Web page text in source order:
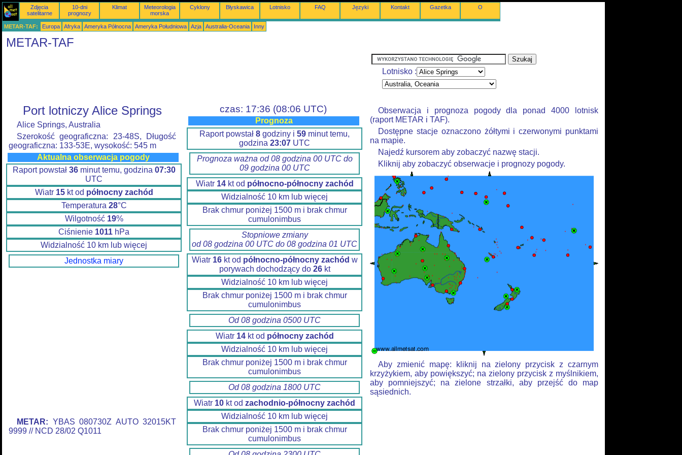
Zdjęcia
satelitarne
10-dni
prognozy
Klimat
Meteorologia
morska
Cyklony Błyskawica Lotnisko FAQ Języki Kontakt Gazetka O
METAR-TAF: Europa Afryka Ameryka Północna Ameryka Południowa Azja Australia-Oceania Inny
METAR-TAF
Lotnisko :
Port lotniczy Alice Springs
Alice Springs, Australia
Szerokość geograficzna: 23-48S, Długość
geograficzna: 133-53E, wysokość: 545 m
Aktualna obserwacja pogody
Raport powstał 36minut temu, godzina 07:30
UTC
Wiatr 15kt od północny zachód
Temperatura 28°C
Wilgotność 19%
Ciśnienie 1011 hPa
Widzialność 10 km lub więcej
Jednostka miary
METAR: YBAS 080730Z AUTO 32015KT
9999 // NCD 28/02 Q1011
czas: 17:36 (08:06 UTC)
Prognoza
Raport powstał 8 godziny i 59 minut temu,
godzina 23:07 UTC
Prognoza ważna od 08 godzina 00 UTC do
09 godzina 00 UTC
Wiatr 14kt od północno-północny zachód
Widzialność 10 km lub więcej
Brak chmur poniżej 1500 m i brak chmur
cumulonimbus
Stopniowe zmiany
od 08 godzina 00 UTC do 08 godzina 01 UTC
Wiatr 16kt od północno-północny zachód w
porywach dochodzący do 26kt
Widzialność 10 km lub więcej
Brak chmur poniżej 1500 m i brak chmur
cumulonimbus
Od 08 godzina 0500 UTC
Wiatr 14kt od północny zachód
Widzialność 10 km lub więcej
Brak chmur poniżej 1500 m i brak chmur
cumulonimbus
Od 08 godzina 1800 UTC
Wiatr 10 kt od zachodnio-północny zachód
Widzialność 10 km lub więcej
Brak chmur poniżej 1500 m i brak chmur
cumulonimbus
Obserwacja i prognoza pogody dla ponad 4000 lotnisk
(raport METAR i TAF).
Dostępne stacje oznaczono żółtymi i czerwonymi punktami
na mapie.
Najedź kursorem aby zobaczyć nazwę stacji.
Kliknij aby zobaczyć obserwacje i prognozy pogody.
Aby zmienić mapę: kliknij na zielony przycisk z czarnym
krzyżykiem, aby powiększyć; na zielony przycisk z myślnikiem,
aby pomniejszyć; na zielone strzałki, aby przejść do map
sąsiednich.